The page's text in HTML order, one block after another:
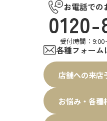
お電話での
0120-
受付時間：
各種フォーム
店舗への来店
お悩み・各種